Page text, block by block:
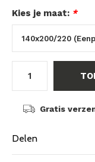
Kies je maat: *
Gratis
Delen